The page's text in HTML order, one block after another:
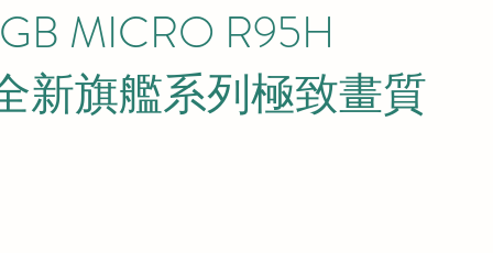
MICRO R95H
新旗艦系列極致畫質